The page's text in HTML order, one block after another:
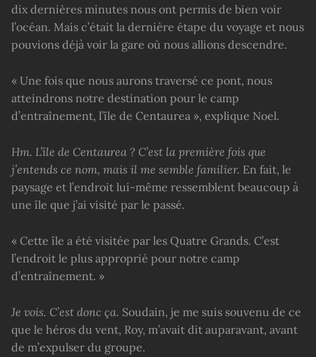
dix dernières minutes nous ont permis de bien voir
l’océan. Mais c’était la dernière étape du voyage et nous
pouvions déjà voir la gare où nous allions descendre.
« Une fois que nous aurons traversé ce pont, nous
atteindrons notre destination pour le camp
d’entraînement, l’île de Centaurea », explique Noel.
Hm. L’île de Centaurea ? C’est la première fois que
j’entends ce nom, mais il me semble familier. En fait, le
paysage et l’endroit lui-même ressemblent beaucoup à
une île que j’ai visité par le passé.
« Cette île a été visitée par les Quatre Grands. C’est
l’endroit le plus approprié pour notre camp
d’entraînement. »
Je vois. C’est donc ça. Soudain, je me suis souvenu de ce
que le héros du vent, Roy, m’avait dit auparavant, avant
de m’expulser du groupe.